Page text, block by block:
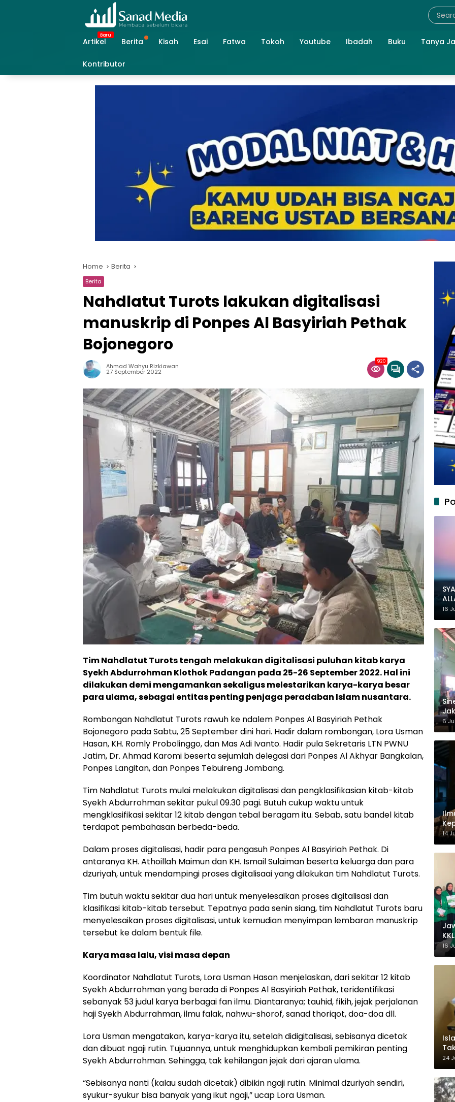
Artikel
Berita Kisah Esai Fatwa Tokoh Youtube Ibadah Buku Tanya
Kontributor
Home Berita
Berita
Nahdlatut Turots lakukan digitalisasi
manuskrip di Ponpes Al Basyiriah Pethak
Bojonegoro
Ahmad Wahyu Rizkiawan
27 September 2022
920
Tim Nahdlatut Turotstengah melakukan digitalisasi puluhan kitab karya
Syekh Abdurrohman Klothok Padangan pada 25-26 September 2022. Hal ini
dilakukan demi mengamankan sekaligus melestarikan karya-karya besar
para ulama, sebagai entitas penting penjaga peradaban Islam nusantara.
Rombongan Nahdlatut Turots rawuh ke ndalem Ponpes Al Basyiriah Pethak
Bojonegoro pada Sabtu, 25 September dini hari. Hadir dalam rombongan, Lora Usman
Hasan, KH. Romly Probolinggo, dan Mas Adi Ivanto. Hadir pula Sekretaris LTN PWNU
Jatim, Dr. Ahmad Karomi beserta sejumlah delegasi dari Ponpes Al Akhyar Bangkalan,
Ponpes Langitan, dan Ponpes Tebuireng Jombang.
Tim Nahdlatut Turots mulai melakukan digitalisasi dan pengklasifikasian kitab-kitab
Syekh Abdurrohman sekitar pukul 09.30 pagi. Butuh cukup waktu untuk
mengklasifikasi sekitar 12 kitab dengan tebal beragam itu. Sebab, satu bandel kitab
terdapat pembahasan berbeda-beda.
Dalam proses digitalisasi, hadir para pengasuh Ponpes Al Basyiriah Pethak. Di
antaranya KH. Athoillah Maimun dan KH. Ismail Sulaiman beserta keluarga dan para
dzuriyah, untuk mendampingi proses digitalisaai yang dilakukan tim Nahdlatut Turots.
Tim butuh waktu sekitar dua hari untuk menyelesaikan proses digitalisasi dan
klasifikasi kitab-kitab tersebut. Tepatnya pada senin siang, tim Nahdlatut Turots baru
menyelesaikan proses digitalisasi, untuk kemudian menyimpan lembaran manuskrip
tersebut ke dalam bentuk file.
Karya masa lalu,visi masa depan
Koordinator Nahdlatut Turots, Lora Usman Hasan menjelaskan, dari sekitar 12 kitab
Syekh Abdurrohman yang berada di Ponpes Al Basyiriah Pethak, teridentifikasi
sebanyak 53 judul karya berbagai fan ilmu. Diantaranya; tauhid, fikih, jejak perjalanan
haji Syekh Abdurrahman, ilmu falak, nahwu-shorof, sanad thoriqot, doa-doa dll.
Lora Usman mengatakan, karya-karya itu, setelah didigitalisasi, sebisanya dicetak
dan dibuat ngaji rutin. Tujuannya, untuk menghidupkan kembali pemikiran penting
Syekh Abdurrohman. Sehingga, tak kehilangan jejak dari ajaran ulama.
“Sebisanya nanti (kalau sudah dicetak) dibikin ngaji rutin. Minimal dzuriyah sendiri,
syukur-syukur bisa banyak yang ikut ngaji,”ucap Lora Usman.
16
6
14
16
24